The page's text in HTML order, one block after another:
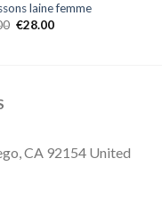
laine femme
€28.00
CA 92154 United